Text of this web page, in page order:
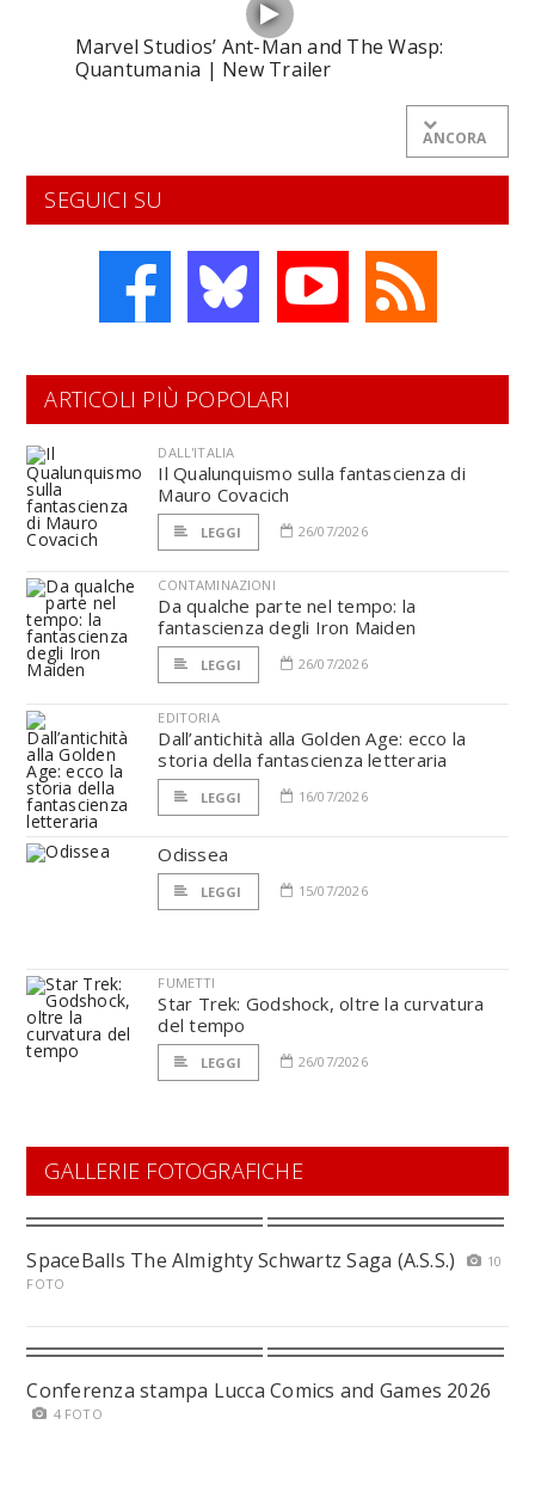
Marvel Studios’ Ant-Man and The Wasp:
Quantumania | New Trailer
ANCORA
SEGUICI SU
ARTICOLI PIÙ POPOLARI
DALL'ITALIA
Il Qualunquismo sulla fantascienza di
Mauro Covacich
LEGGI 26/07/2026
CONTAMINAZIONI
Da qualche parte nel tempo: la
fantascienza degli Iron Maiden
LEGGI 26/07/2026
EDITORIA
Dall’antichità alla Golden Age: ecco la
storia della fantascienza letteraria
LEGGI 16/07/2026
Odissea
LEGGI 15/07/2026
FUMETTI
Star Trek: Godshock, oltre la curvatura
del tempo
LEGGI 26/07/2026
GALLERIE FOTOGRAFICHE
SpaceBalls The Almighty Schwartz Saga (A.S.S.)
10
FOTO
Conferenza stampa Lucca Comics and Games 2026
4 FOTO